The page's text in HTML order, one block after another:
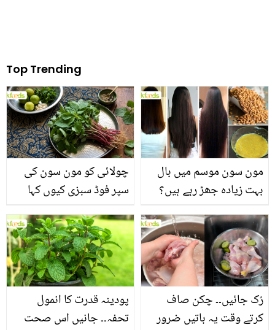
Top Trending
چولائی کو مون سون کی
سپر فوڈ سبزی کیوں کہا
منرلز اور اینٹی آکسیڈنٹس
سے بھرپور اس سبزی کے
فائدے
مون سون موسم میں بال
بہت زیادہ جھڑ رہے ہیں؟
بنانے کے چند قدرتی طریقے
پودینہ قدرت کا انمول
تحفہ۔۔ جانیں اس صحت
رُک جائیں۔۔ چکن صاف
کرتے وقت یہ باتیں ضرور